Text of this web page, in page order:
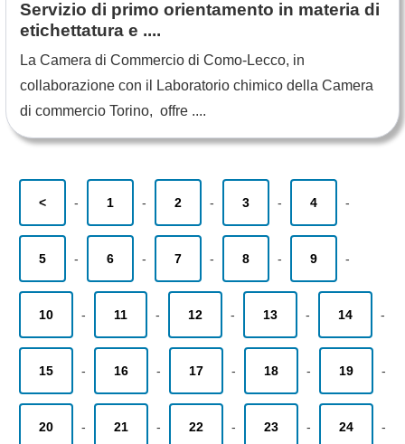
Servizio di primo orientamento in materia di
etichettatura e ....
La Camera di Commercio di Como-Lecco, in
collaborazione con il Laboratorio chimico della Camera
di commercio Torino, offre ....
< - 1 - 2 - 3 - 4 -
5 - 6 - 7 - 8 - 9 -
10 - 11 - 12 - 13 - 14 -
15 - 16 - 17 - 18 - 19 -
20 - 21 - 22 - 23 - 24 -